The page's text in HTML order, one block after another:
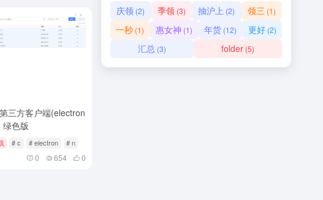
三方客户端(electron
绿色版
# c # electron # n
0 654 0
庆领 (2) 季领 (3) 抽沪上 (2) 领三 (1)
一秒 (1) 惠女神 (1) 年货(12) 更好(2)
汇总 (3) folder (5)